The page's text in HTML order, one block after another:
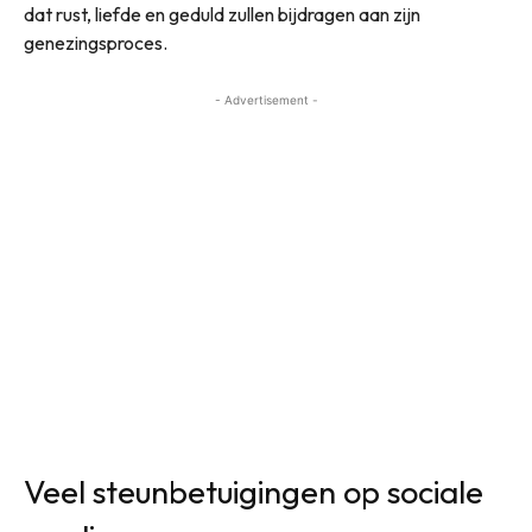
dat rust, liefde en geduld zullen bijdragen aan zijn
genezingsproces.
- Advertisement -
Veel steunbetuigingen op sociale